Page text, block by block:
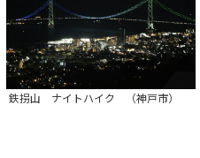
鉄拐山 ナイトハイク （神戸市）